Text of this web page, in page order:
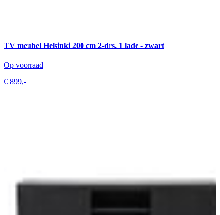
TV meubel Helsinki 200 cm 2-drs. 1 lade - zwart
Op voorraad
€ 899,-